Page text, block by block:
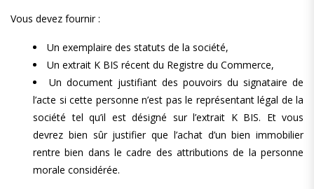
Vous devez fournir :
Un exemplaire des statuts de la société,
Un extrait K BIS récent du Registre du Commerce,
Un document justifiant des pouvoirs du signataire de
l’acte si cette personne n’est pas le représentant légal de la
société tel qu’il est désigné sur l’extrait K BIS. Et vous
devrez bien sûr justifier que l’achat d’un bien immobilier
rentre bien dans le cadre des attributions de la personne
morale considérée.